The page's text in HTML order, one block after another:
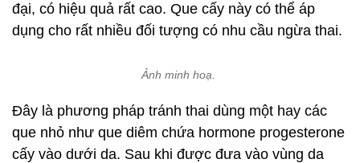
đại, có hiệu quả rất cao. Que cấy này có thể áp
dụng cho rất nhiều đối tượng có nhu cầu ngừa thai.
Ảnh minh hoạ.
Đây là phương pháp tránh thai dùng một hay các
que nhỏ như que diêm chứa hormone progesterone
cấy vào dưới da. Sau khi được đưa vào vùng da